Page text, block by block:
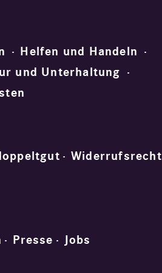
Helfen und Handeln
und Unterhaltung
Widerrufsrecht
Presse Jobs